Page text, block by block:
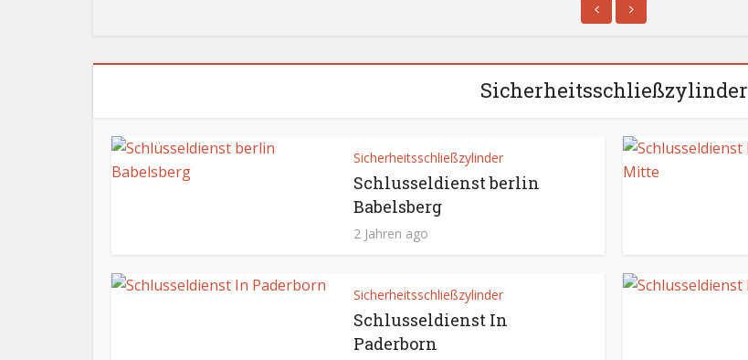
Sicherheitsschließzylinder
Sicherheitsschließzylinder
Schlusseldienst berlin
Babelsberg
2 Jahren ago
Sicherheitsschließzylinder
Schlusseldienst In
Paderborn